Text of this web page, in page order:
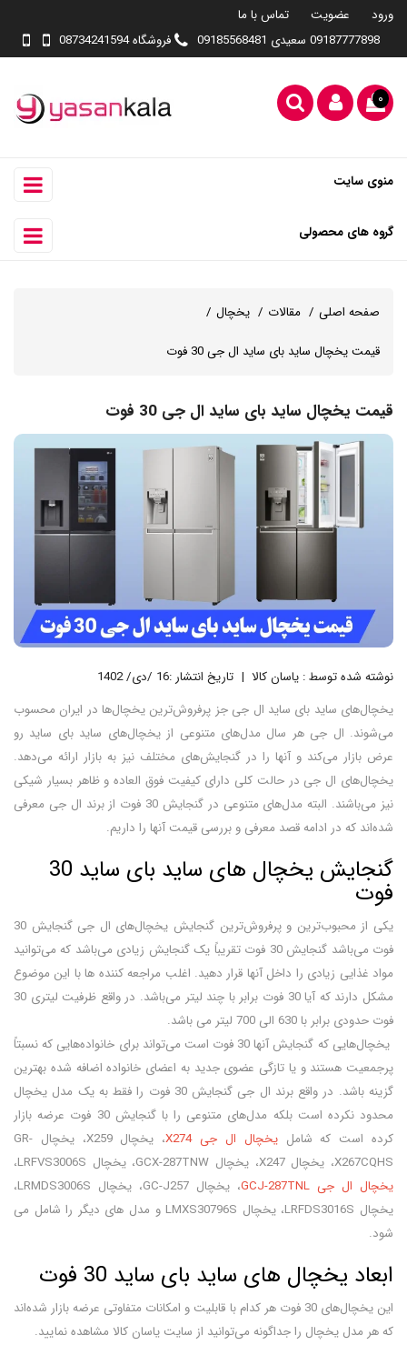
ورود عضویت
تماس با ما
09187777898 سعیدی 09185568481
فروشگاه 08734241594
۰
منوی سایت
گروه های محصولی
صفحه اصلی مقالات یخچال
قیمت یخچال ساید بای ساید ال جی 30 فوت
قیمت یخچال ساید بای ساید ال جی 30 فوت
نوشته شده توسط : یاسان کالا
تاریخ انتشار :16 /دی/ 1402
یخچال‌های ساید بای ساید ال جی جز پرفروش‌ترین یخچال‌ها در ایران محسوب
می‌شوند. ال جی هر سال مدل‌های متنوعی از یخچال‌های ساید بای ساید رو
عرض بازار می‌کند و آنها را در گنجایش‌های مختلف نیز به بازار ارائه می‌دهد.
یخچال‌های ال جی در حالت کلی دارای کیفیت فوق العاده و ظاهر بسیار شیکی
نیز می‌باشند. البته مدل‌های متنوعی در گنجایش 30 فوت از برند ال جی معرفی
شده‌اند که در ادامه قصد معرفی و بررسی قیمت آنها را داریم.
گنجایش یخچال های ساید بای ساید 30
فوت
یکی از محبوب‌ترین و پرفروش‌ترین گنجایش یخچال‌های ال جی گنجایش 30
فوت می‌باشد گنجایش 30 فوت تقریباً یک گنجایش زیادی می‌باشد که می‌توانید
مواد غذایی زیادی را داخل آنها قرار دهید. اغلب مراجعه کننده‌ ها با این موضوع
مشکل دارند که آیا 30 فوت برابر با چند لیتر می‌باشد. در واقع ظرفیت لیتری 30
فوت حدودی برابر با 630 الی 700 لیتر می باشد.
یخچال‌هایی که گنجایش آنها 30 فوت است می‌تواند برای خانواده‌هایی که نسبتاً
پرجمعیت هستند و یا تازگی عضوی جدید به اعضای خانواده اضافه شده بهترین
گزینه باشد. در واقع برند ال جی گنجایش 30 فوت را فقط به یک مدل یخچال
محدود نکرده است بلکه مدل‌های متنوعی را با گنجایش 30 فوت عرضه بازار
کرده است که شاملیخچال ال جی X274
، یخچال X259، یخچال GR-
X267CQHS، یخچال X247، یخچال GCX-287TNW، یخچال LRFVS3006S،
یخچال ال جی GCJ-287TNL
، یخچال GC-J257، یخچال LRMDS3006S،
یخچال LRFDS3016S، یخچال LMXS30796S و مدل های دیگر را شامل می
شود.
ابعاد یخچال های ساید بای ساید 30 فوت
این یخچال‌های 30 فوت هر کدام با قابلیت و امکانات متفاوتی عرضه بازار شده‌اند
که هر مدل یخچال را جداگونه می‌توانید از سایت یاسان کالا مشاهده نمایید.